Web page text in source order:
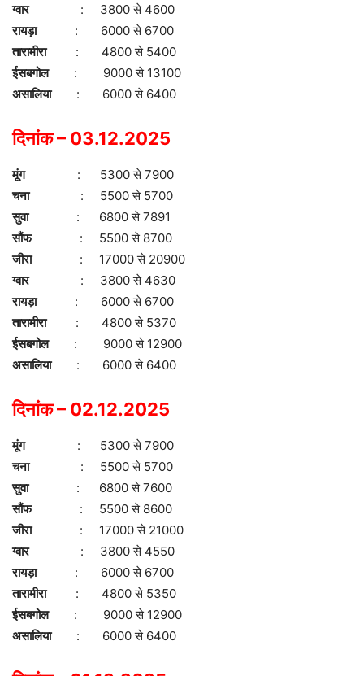
ग्वार
: 3800 से 4600
रायड़ा : 6000 से 6700
तारामीरा: 4800 से 5400
ईसबगोल
: 9000 से 13100
असालिया : 6000 से 6400
दिनांक – 03.12.2025
मूंग: 5300 से 7900
चना : 5500 से 5700
सुवा : 6800 से 7891
सौंफ
: 5500 से 8700
जीरा : 17000 से 20900
ग्वार
: 3800 से 4630
रायड़ा : 6000 से 6700
तारामीरा: 4800 से 5370
ईसबगोल
: 9000 से 12900
असालिया : 6000 से 6400
दिनांक – 02.12.2025
मूंग: 5300 से 7900
चना : 5500 से 5700
सुवा : 6800 से 7600
सौंफ
: 5500 से 8600
जीरा : 17000 से 21000
ग्वार
: 3800 से 4550
रायड़ा : 6000 से 6700
तारामीरा: 4800 से 5350
ईसबगोल
: 9000 से 12900
असालिया : 6000 से 6400